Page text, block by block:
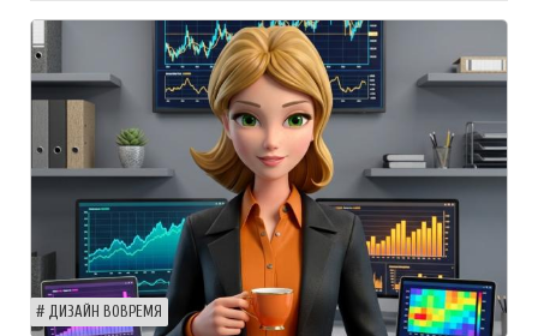
ДИЗАЙН ВОВРЕМЯ